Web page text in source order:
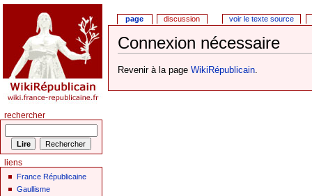
Connexion nécessaire
Revenir à la page WikiRépublicain.
page discussion voir le texte source
rechercher
liens
France Républicaine
Gaullisme